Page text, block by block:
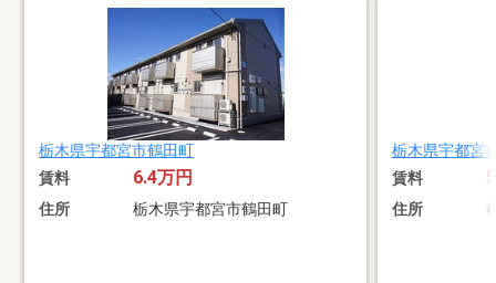
栃木県宇都宮市鶴田町
賃料 6.4万円
住所 栃木県宇都宮市鶴田町
栃木県宇都宮
賃料
住所